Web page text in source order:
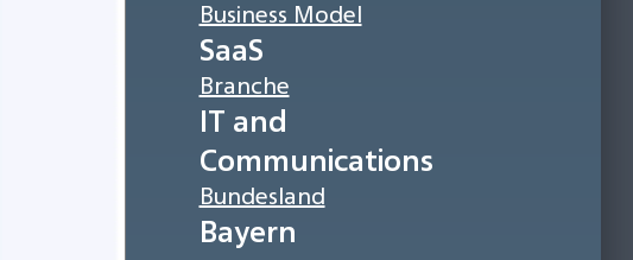
Business Model
SaaS
Branche
IT and
Communications
Bundesland
Bayern